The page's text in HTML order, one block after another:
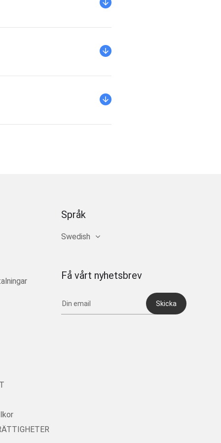
Språk
Swedish
Få vårt nyhetsbrev
Skicka